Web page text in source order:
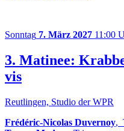
Sonntag 7. März 2027 11:00
3. Matinee:
vis
Reutlingen, Studio der WPR
Frédéric-Nicolas Duvernoy,